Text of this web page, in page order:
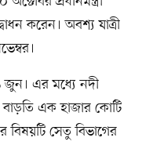
করেন। অবশ্য যাত্রী
জুন। এর মধ্যে নদী
বাড়তি এক হাজার কোটি
বিষয়টি সেতু বিভাগের